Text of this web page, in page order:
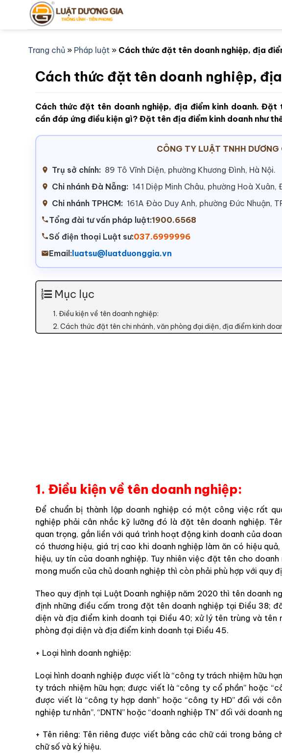
Trang chủ » Pháp luật » Cách thức đặt tên doanh nghiệp, địa
Cách thức đặt tên doanh nghiệp,
Cách thức đặt tên doanh nghiệp, địa điểm kinh doanh. Đặt
cần đáp ứng điều kiện gì? Đặt tên địa điểm kinh doanh như
CÔNG TY LUẬT TNHH DƯƠNG
Trụ sở chính: 89 Tô Vĩnh Diện, phường Khương Đình, Hà Nội.
Chi nhánh Đà Nẵng: 141 Diệp Minh Châu, phường Hoà Xuân,
Chi nhánh TPHCM: 161A Đào Duy Anh, phường Đức Nhuận,
Tổng đài tư vấn pháp luật:1900.6568
Số điện thoại Luật sư:037.6999996
Email: luatsu@luatduonggia.vn
Mục lục
1. Điều kiện về tên doanh nghiệp:
2. Cách thức đặt tên chi nhánh, văn phòng đại diện, địa điểm kinh
1. Điều kiện về tên doanh nghiệp:
Để chuẩn bị thành lập doanh nghiệp có một công việc rất
nghiệp phải cân nhắc kỹ lưỡng đó là đặt tên doanh nghiệp.
quan trọng, gắn liền với quá trình hoạt động kinh doanh của
có thương hiệu, giá trị cao khi doanh nghiệp làm ăn có hiệu
hiệu, uy tín của doanh nghiệp. Tuy nhiên việc đặt tên cho
mong muốn của chủ doanh nghiệp thì còn phải phù hợp với quy
Theo quy định tại Luật Doanh nghiệp năm 2020 thì tên doanh
định những điều cấm trong đặt tên doanh nghiệp tại Điều 38;
diện và địa điểm kinh doanh tại Điều 40; xử lý tên trùng và tên
phòng đại diện và địa điểm kinh doanh tại Điều 45.
+ Loại hình doanh nghiệp:
Loại hình doanh nghiệp được viết là “công ty trách nhiệm hữu
ty trách nhiệm hữu hạn; được viết là “công ty cổ phần” hoặc
được viết là “công ty hợp danh” hoặc “công ty HD” đối với
nghiệp tư nhân”, “DNTN” hoặc “doanh nghiệp TN” đối với doanh
+ Tên riêng: Tên riêng được viết bằng các chữ cái trong bảng
chữ số và ký hiệu.